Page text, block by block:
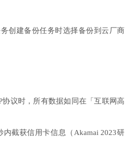
创建备份任务时选择备份到云厂商
协议时，所有数据如同在「互联网高
截获信用卡信息（Akamai 2023研